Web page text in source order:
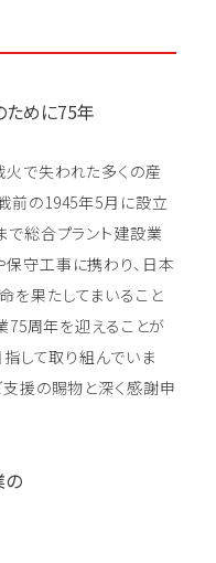
ために75年
で失われた多くの産
前の1945年5月に設立
で総合プラント建設業
守工事に携わり、日本
を果たしてまいること
75周年を迎えることが
して取り組んでいま
支援の賜物と深く感謝申
の